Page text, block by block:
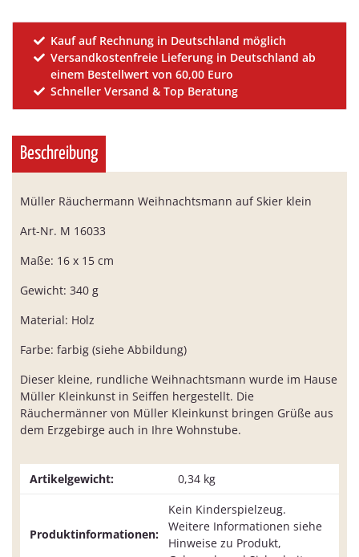
Kauf auf Rechnung in Deutschland möglich
Versandkostenfreie Lieferung in Deutschland ab
einem Bestellwert von 60,00 Euro
Schneller Versand & Top Beratung
Beschreibung
Müller Räuchermann Weihnachtsmann auf Skier klein
Art-Nr. M 16033
Maße: 16 x 15 cm
Gewicht: 340 g
Material: Holz
Farbe: farbig (siehe Abbildung)
Dieser kleine, rundliche Weihnachtsmann wurde im Hause
Müller Kleinkunst in Seiffen hergestellt. Die
Räuchermänner von Müller Kleinkunst bringen Grüße aus
dem Erzgebirge auch in Ihre Wohnstube.
Artikelgewicht: 0,34 kg
Produktinformationen:
Kein Kinderspielzeug.
Weitere Informationen siehe
Hinweise zu Produkt,